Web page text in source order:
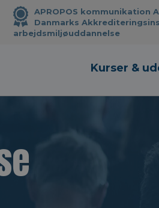
APROPOS
Danmarks
arbejdsmiljøuddannelse
Kurser &